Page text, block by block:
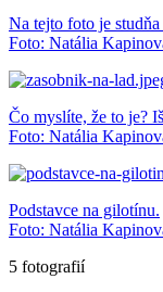
Na tejto foto je
Foto: Natália
Čo myslíte, že to je?
Foto: Natália
Podstavce na gilotínu.
Foto: Natália
5 fotografií